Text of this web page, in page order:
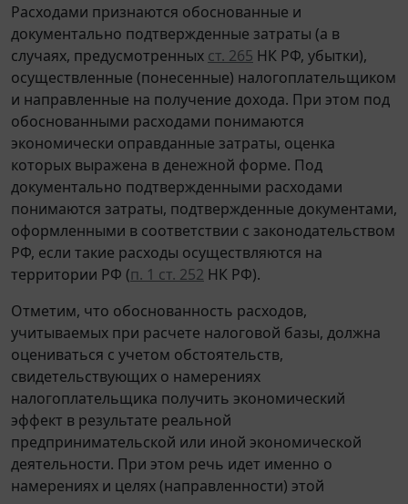
Расходами признаются обоснованные и
документально подтвержденные затраты (а в
случаях, предусмотренных ст. 265 НК РФ, убытки),
осуществленные (понесенные) налогоплательщиком
и направленные на получение дохода. При этом под
обоснованными расходами понимаются
экономически оправданные затраты, оценка
которых выражена в денежной форме. Под
документально подтвержденными расходами
понимаются затраты, подтвержденные документами,
оформленными в соответствии с законодательством
РФ, если такие расходы осуществляются на
территории РФ (п. 1 ст. 252 НК РФ).
Отметим, что обоснованность расходов,
учитываемых при расчете налоговой базы, должна
оцениваться с учетом обстоятельств,
свидетельствующих о намерениях
налогоплательщика получить экономический
эффект в результате реальной
предпринимательской или иной экономической
деятельности. При этом речь идет именно о
намерениях и целях (направленности) этой